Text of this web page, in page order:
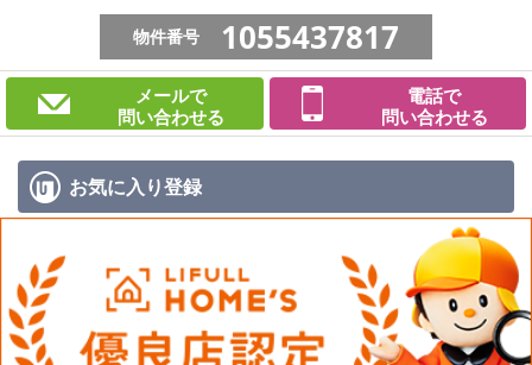
物件番号 1055437817
メールで
問い合わせる
電話で
問い合わせる
お気に入り登録